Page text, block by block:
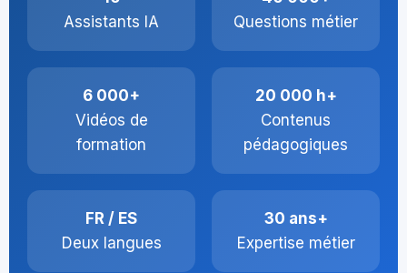
Assistants IA
Questions métier
6 000+
Vidéos de
formation
20 000 h+
Contenus
pédagogiques
FR / ES
Deux langues
30 ans+
Expertise métier